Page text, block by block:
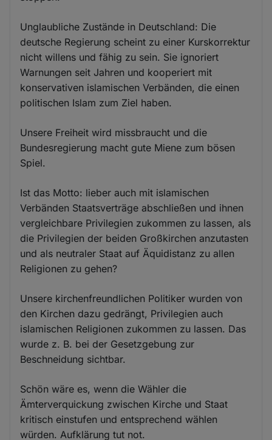
Unglaubliche Zustände in Deutschland: Die
deutsche Regierung scheint zu einer Kurskorrektur
nicht willens und fähig zu sein. Sie ignoriert
Warnungen seit Jahren und kooperiert mit
konservativen islamischen Verbänden, die einen
politischen Islam zum Ziel haben.
Unsere Freiheit wird missbraucht und die
Bundesregierung macht gute Miene zum bösen
Spiel.
Ist das Motto: lieber auch mit islamischen
Verbänden Staatsverträge abschließen und ihnen
vergleichbare Privilegien zukommen zu lassen, als
die Privilegien der beiden Großkirchen anzutasten
und als neutraler Staat auf Äquidistanz zu allen
Religionen zu gehen?
Unsere kirchenfreundlichen Politiker wurden von
den Kirchen dazu gedrängt, Privilegien auch
islamischen Religionen zukommen zu lassen. Das
wurde z. B. bei der Gesetzgebung zur
Beschneidung sichtbar.
Schön wäre es, wenn die Wähler die
Ämterverquickung zwischen Kirche und Staat
kritisch einstufen und entsprechend wählen
würden. Aufklärung tut not.